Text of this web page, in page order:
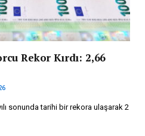
Rekor Kırdı: 2,66
sonunda tarihi bir rekora ulaşarak 2